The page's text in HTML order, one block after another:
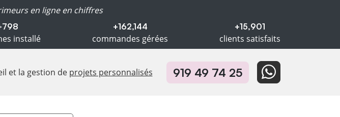
en ligne en chiffres
installé
+162,144
commandes gérées
+15,901
clients satisfaits
et la gestion de projets personnalisés 919 49 74 25